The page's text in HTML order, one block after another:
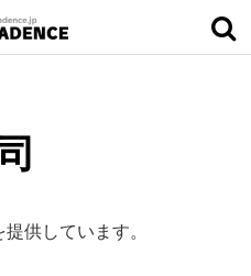
供しています。